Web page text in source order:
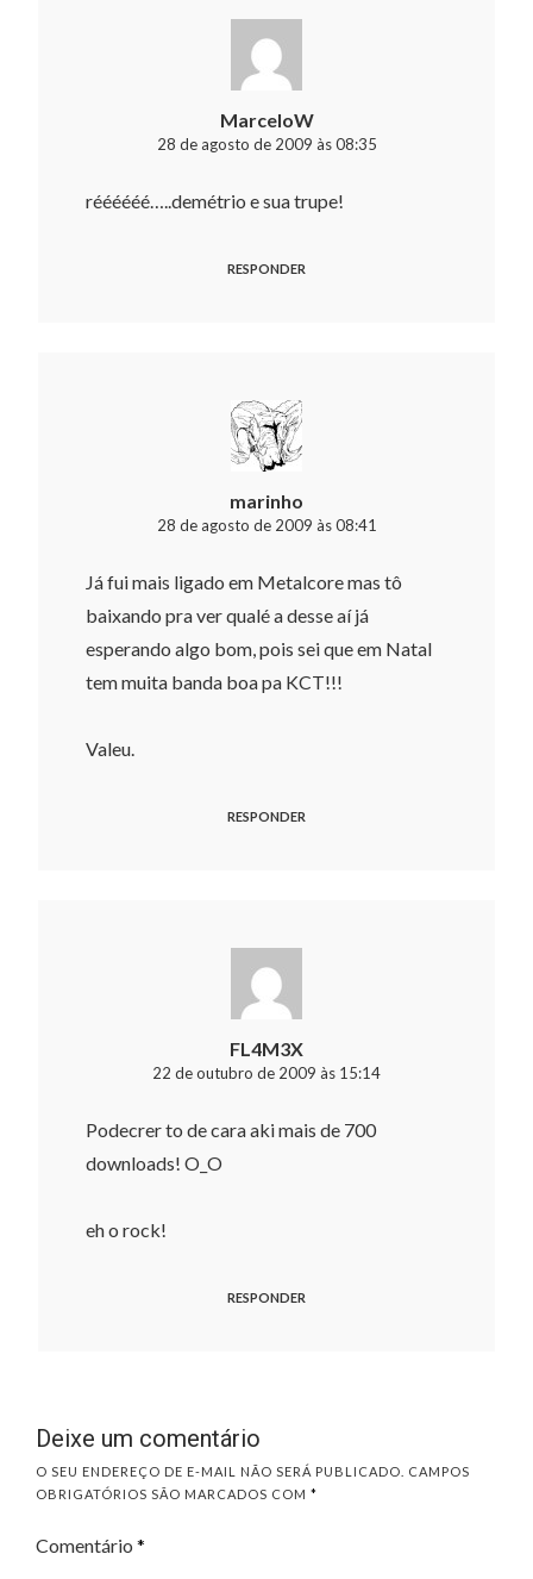
MarceloW
28 de agosto de 2009 às 08:35
réééééé…..demétrio e sua trupe!
RESPONDER
marinho
28 de agosto de 2009 às 08:41
Já fui mais ligado em Metalcore mas tô
baixando pra ver qualé a desse aí já
esperando algo bom, pois sei que em Natal
tem muita banda boa pa KCT!!!
Valeu.
RESPONDER
FL4M3X
22 de outubro de 2009 às 15:14
Podecrer to de cara aki mais de 700
downloads! O_O
eh o rock!
RESPONDER
Deixe um comentário
O SEU ENDEREÇO DE E-MAIL NÃO SERÁ PUBLICADO.
CAMPOS
OBRIGATÓRIOS SÃO MARCADOS COM *
Comentário *